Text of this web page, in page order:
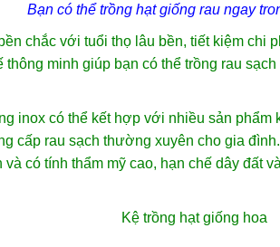
Bạn có thể trồng hạt giống raungay
chắc với tuổi thọ lâu bền, tiết kiệm chi
minh giúp bạn có thể trồng rau
inox có thể kết hợp với nhiều sản phẩm
cấp rau sạch thường xuyên cho gia
có tính thẩm mỹ cao, hạn chế dây đất